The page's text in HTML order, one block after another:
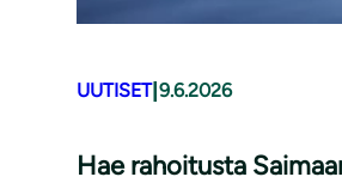
UUTISET| 9.6.2026
Hae rahoitusta